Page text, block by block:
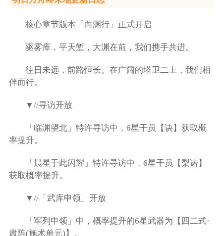
核心章节版本「向渊行」正式开启
驱雾瘴，平天堑，大渊在前，我们携手共进。
往日未远，前路恒长。在广阔的塔卫二上，我们相
伴而行。
▼//寻访开放
「临渊望北」特许寻访中，6星干员【诀】获取概
率提升。
「晨星于此闪耀」特许寻访中，6星干员【梨诺】
获取概率提升。
▼//「武库申领」开放
「军列申领」中，概率提升的6星武器为【四二式·
肃阵(施术单元)】。